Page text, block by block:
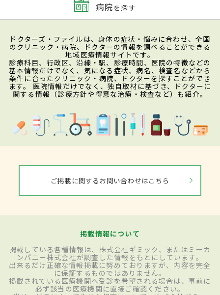
病院を探す
ドクターズ・ファイルは、身体の症状・悩みに合わせ、全国
のクリニック・病院、ドクターの情報を調べることができる
地域医療情報サイトです。
診療科目、行政区、沿線・駅、診療時間、医院の特徴などの
基本情報だけでなく、気になる症状、病名、検査名などから
条件に合ったクリニック・病院、ドクターを探すことができ
ます。 医院情報だけでなく、独自取材に基づき、ドクターに
関する情報（診療方針や得意な治療・検査など）も紹介。
ご掲載に関するお問い合わせはこちら
掲載情報について
掲載している各種情報は、株式会社ギミック、またはミーカ
ンパニー株式会社が調査した情報をもとにしています。
出来るだけ正確な情報掲載に努めておりますが、内容を完全
に保証するものではありません。
掲載されている医療機関へ受診を希望される場合は、事前に
必ず該当の医療機関に直接ご確認ください。